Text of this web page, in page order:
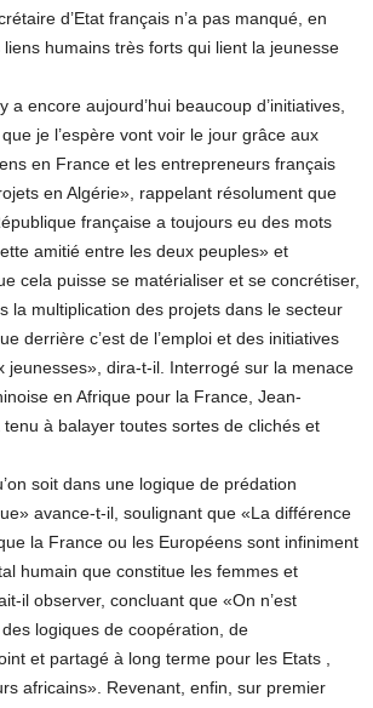
d’Etat français n’a pas manqué, en
humains très forts qui lient la jeunesse
a encore aujourd’hui beaucoup d’initiatives,
je l’espère vont voir le jour grâce aux
en France et les entrepreneurs français
en Algérie», rappelant résolument que
française a toujours eu des mots
amitié entre les deux peuples» et
cela puisse se matérialiser et se concrétiser,
la multiplication des projets dans le secteur
derrière c’est de l’emploi et des initiatives
jeunesses», dira-t-il. Interrogé sur la menace
en Afrique pour la France, Jean-
à balayer toutes sortes de clichés et
soit dans une logique de prédation
avance-t-il, soulignant que «La différence
la France ou les Européens sont infiniment
humain que constitue les femmes et
il observer, concluant que «On n’est
logiques de coopération, de
et partagé à long terme pour les Etats ,
africains». Revenant, enfin, sur premier